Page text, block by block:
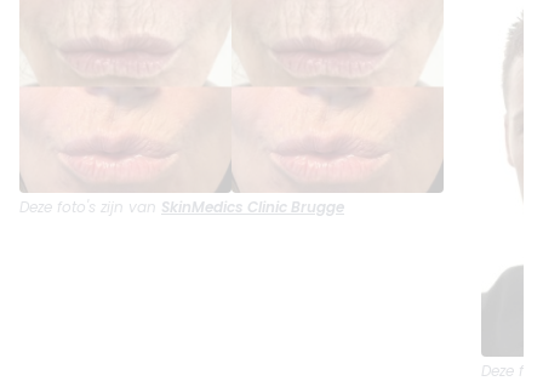
Deze foto's zijn van SkinMedics Clinic Brugge
Deze